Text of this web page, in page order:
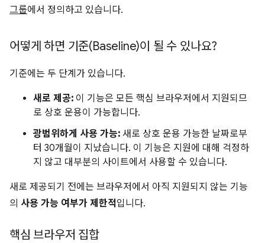
그룹에서 정의하고 있습니다.
어떻게 하면 기준(Baseline)이 될 수 있나요?
기준에는 두 단계가 있습니다.
새로 제공: 이 기능은 모든 핵심 브라우저에서 지원되므
로 상호 운용이 가능합니다.
광범위하게 사용 가능: 새로 상호 운용 가능한 날짜로부
터 30개월이 지났습니다. 이 기능은 지원에 대해 걱정하
지 않고 대부분의 사이트에서 사용할 수 있습니다.
새로 제공되기 전에는 브라우저에서 아직 지원되지 않는 기능
의 사용 가능 여부가 제한적입니다.
핵심 브라우저 집합